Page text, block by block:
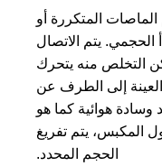
المتكررة أو
الحجمي. يتم الاتصال
التخلص منه يتحرك
إلى الطرف عن
هوائية كما هو
المكبس، يتم تفريغ
الحجم المحدد.